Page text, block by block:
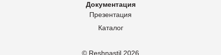
© Reshnastil 2026
Документация
Презентация
Каталог